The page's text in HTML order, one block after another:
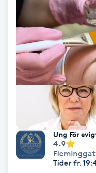
Brynfärgning
Brynplockning
Bröllopsuppsättning
Coachning
Color correction
Ung För
4.9
Tider fr.